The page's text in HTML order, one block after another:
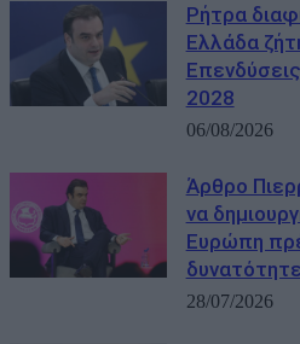
Ρήτρα
Ελλάδα
2028
06/08/2026
Άρθρο
να
Ευρώπη
28/07/2026